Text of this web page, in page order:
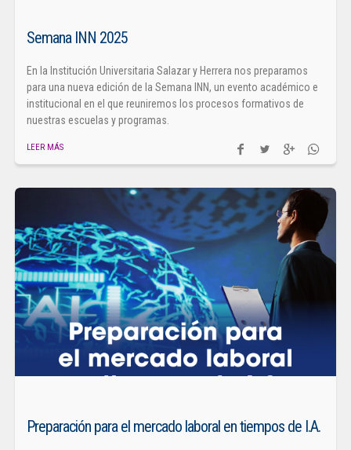
Semana INN 2025
En la Institución Universitaria Salazar y Herrera nos preparamos
para una nueva edición de la Semana INN, un evento académico e
institucional en el que reuniremos los procesos formativos de
nuestras escuelas y programas.
LEER MÁS
Preparación para el mercado laboral en tiempos de I.A.